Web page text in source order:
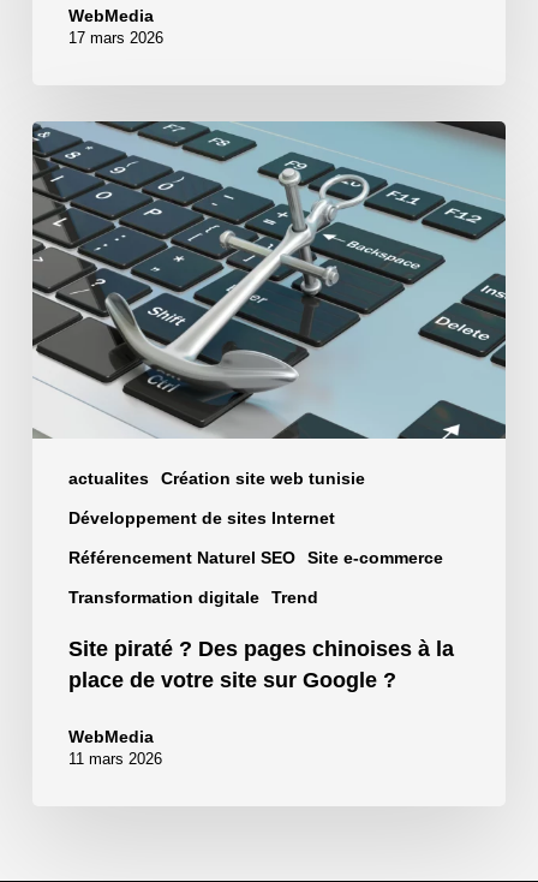
WebMedia
17 mars 2026
actualites Création site web tunisie
Développement de sites Internet
Référencement Naturel SEO Site e-commerce
Transformation digitale Trend
Site
piraté
?
Des
pages
chinoises
la
place
Site piraté ? Des pages chinoises à la
place de votre site sur Google ?
WebMedia
11 mars 2026